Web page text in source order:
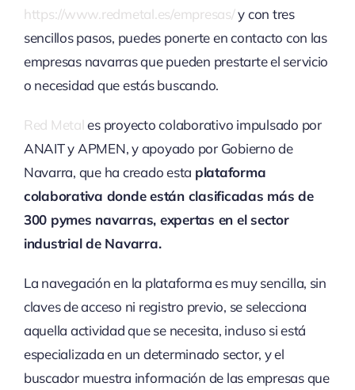
https://www.redmetal.es/empresas/y con tres
sencillos pasos, puedes ponerte en contacto con las
empresas navarras que pueden prestarte el servicio
o necesidad que estás buscando.
Red Metales proyecto colaborativo impulsado por
ANAIT y APMEN, y apoyado por Gobierno de
Navarra, que ha creado esta plataforma
colaborativa donde están clasificadas más de
300 pymes navarras, expertas en el sector
industrial de Navarra.
La navegación en la plataforma es muy sencilla, sin
claves de acceso ni registro previo, se selecciona
aquella actividad que se necesita, incluso si está
especializada en un determinado sector, y el
buscador muestra información de las empresas que